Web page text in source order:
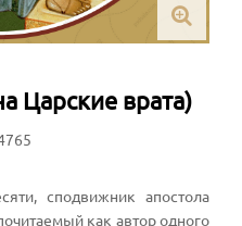
Царские врата)
сподвижник апостола
как автор одного